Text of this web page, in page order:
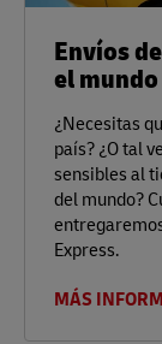
Envíos
el mundo
¿Necesitas
país? ¿O tal
sensibles al
del mundo?
Express.
MÁS